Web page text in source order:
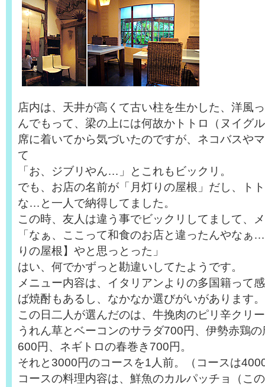
店内は、天井が高くて古い柱を生かした、洋風
んでもって、梁の上には何故かトトロ（ヌイグ
席に着いてから気づいたのですが、ネコバスや
て
「お、ジブリやん…」とこれもビックリ。
でも、お店の名前が「月灯りの屋根」だし、ト
な…と一人で納得してました。
この時、友人は違う事でビックリしてまして、
「なぁ、ここって和食のお店と違ったんやなぁ
りの屋根】やと思っとった」
はい、何でかずっと勘違いしてたようです。
メニュー内容は、イタリアンよりの多国籍って
ば焼酎もあるし、なかなか選びがいがあります。
この日二人が選んだのは、牛挽肉のピリ辛クリ
うれん草とベーコンのサラダ700円、伊勢赤鶏
600円、ネギトロの春巻き700円。
それと3000円のコースを1人前。（コースは
コースの料理内容は、鮮魚のカルパッチョ（こ